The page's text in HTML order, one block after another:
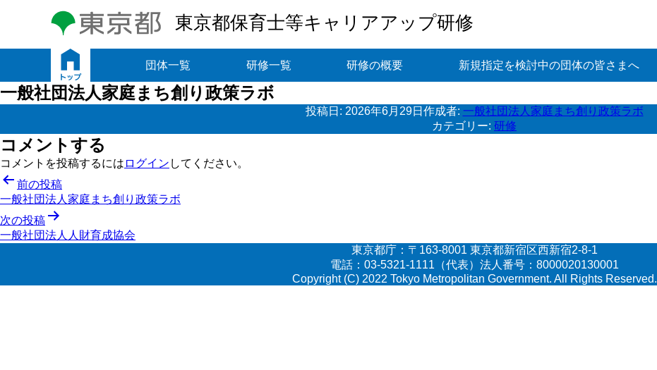
東京都保育士等キャリアアップ研修
団体一覧 研修一覧 研修の概要 新規指定を検討中の団体の皆さまへ
一般社団法人家庭まち創り政策ラボ
投稿日: 2026年6月29日 作成者: 一般社団法人家庭まち創り政策ラボ
カテゴリー: 研修
コメントする
コメントを投稿するには ログイン してください。
投
稿
ナ
ビ
前の投稿
一般社団法人家庭まち創り政策ラボ
次の投稿
一般社団法人人財育成協会
東京都庁：〒163-8001 東京都新宿区西新宿2-8-1
電話：03-5321-1111（代表）法人番号：8000020130001
Copyright (C) 2022 Tokyo Metropolitan Government. All Rights Reserved.